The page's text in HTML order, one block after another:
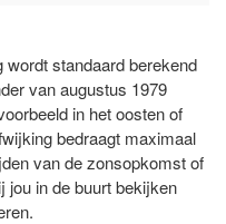
standaard berekend
van augustus 1979
in het oosten of
bedraagt maximaal
van de zonsopkomst of
jou in de buurt bekijken